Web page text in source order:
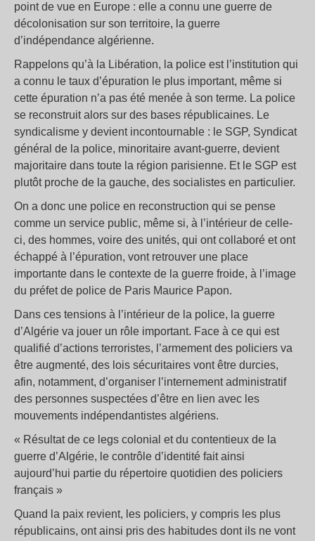
point de vue en Europe : elle a connu une guerre de
décolonisation sur son territoire, la guerre
d’indépendance algérienne.
Rappelons qu’à la Libération, la police est l’institution qui
a connu le taux d’épuration le plus important, même si
cette épuration n’a pas été menée à son terme. La police
se reconstruit alors sur des bases républicaines. Le
syndicalisme y devient incontournable : le SGP, Syndicat
général de la police, minoritaire avant-guerre, devient
majoritaire dans toute la région parisienne. Et le SGP est
plutôt proche de la gauche, des socialistes en particulier.
On a donc une police en reconstruction qui se pense
comme un service public, même si, à l’intérieur de celle-
ci, des hommes, voire des unités, qui ont collaboré et ont
échappé à l’épuration, vont retrouver une place
importante dans le contexte de la guerre froide, à l’image
du préfet de police de Paris Maurice Papon.
Dans ces tensions à l’intérieur de la police, la guerre
d’Algérie va jouer un rôle important. Face à ce qui est
qualifié d’actions terroristes, l’armement des policiers va
être augmenté, des lois sécuritaires vont être durcies,
afin, notamment, d’organiser l’internement administratif
des personnes suspectées d’être en lien avec les
mouvements indépendantistes algériens.
« Résultat de ce legs colonial et du contentieux de la
guerre d’Algérie, le contrôle d’identité fait ainsi
aujourd’hui partie du répertoire quotidien des policiers
français »
Quand la paix revient, les policiers, y compris les plus
républicains, ont ainsi pris des habitudes dont ils ne vont